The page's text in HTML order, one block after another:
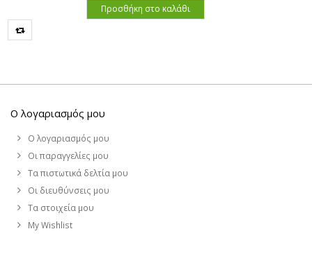
Προσθήκη στο καλάθι
Ο λογαριασμός μου
Ο λογαριασμός μου
Οι παραγγελίες μου
Τα πιστωτικά δελτία μου
Οι διευθύνσεις μου
Τα στοιχεία μου
My Wishlist